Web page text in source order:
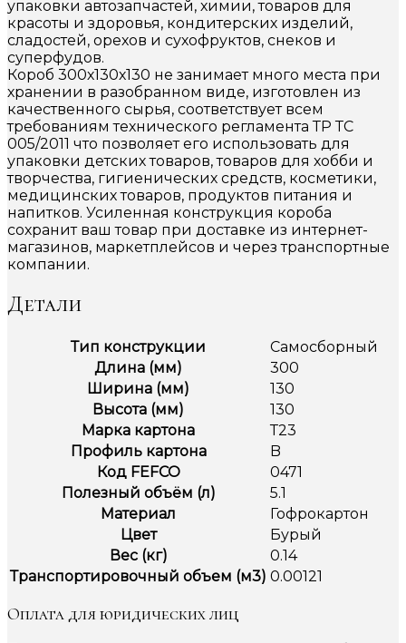
упаковки автозапчастей, химии, товаров для
красоты и здоровья, кондитерских изделий,
сладостей, орехов и сухофруктов, снеков и
суперфудов.
Короб 300х130х130 не занимает много места при
хранении в разобранном виде, изготовлен из
качественного сырья, соответствует всем
требованиям технического регламента ТР ТС
005/2011 что позволяет его использовать для
упаковки детских товаров, товаров для хобби и
творчества, гигиенических средств, косметики,
медицинских товаров, продуктов питания и
напитков. Усиленная конструкция короба
сохранит ваш товар при доставке из интернет-
магазинов, маркетплейсов и через транспортные
компании.
Детали
Тип конструкции
Самосборный
Длина (мм)
300
Ширина (мм)
130
Высота (мм)
130
Марка картона
Т23
Профиль картона
B
Код FEFCO
0471
Полезный объём (л)
5.1
Материал
Гофрокартон
Цвет
Бурый
Вес (кг)
0.14
Транспортировочный объем (м3) 0.00121
Оплата для юридических лиц